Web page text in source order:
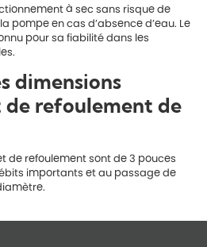
à sec sans risque de
pompe en cas d’absence d’eau. Le
pour sa fiabilité dans les
dimensions
de refoulement de
de refoulement sont de 3 pouces
importants et au passage de